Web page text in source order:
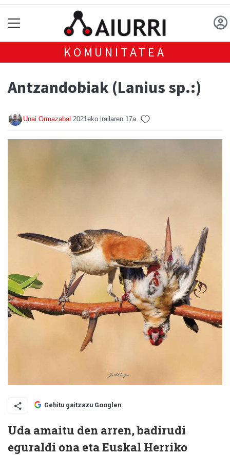
KOMUNITATEA
Antzandobiak (Lanius sp.:)
Unai Ormazabal 2021eko irailaren 17a
Gehitu gaitzazu Googlen
Uda amaitu den arren, badirudi
eguraldi ona eta Euskal Herriko